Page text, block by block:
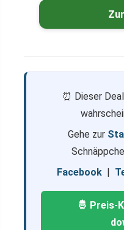
⏰ Dieser
Gehe zur
Facebook |
🤴 Preis-